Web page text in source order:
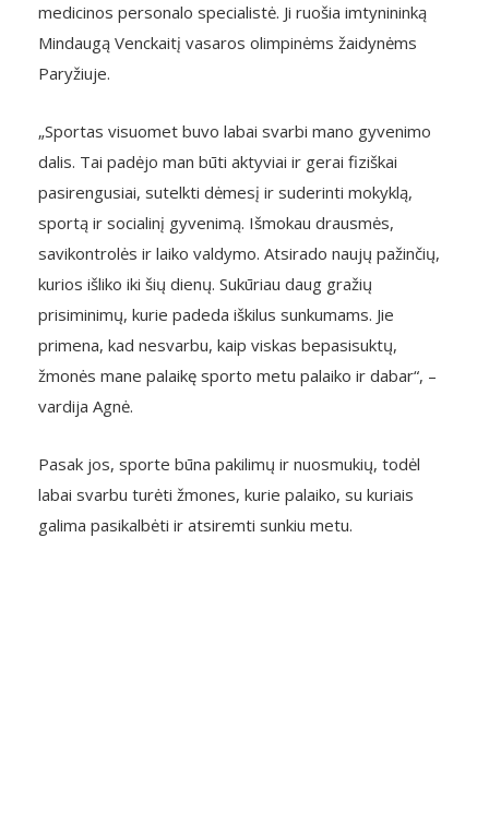
medicinos personalo specialistė. Ji ruošia imtynininką
Mindaugą Venckaitį vasaros olimpinėms žaidynėms
Paryžiuje.
„Sportas visuomet buvo labai svarbi mano gyvenimo
dalis. Tai padėjo man būti aktyviai ir gerai fiziškai
pasirengusiai, sutelkti dėmesį ir suderinti mokyklą,
sportą ir socialinį gyvenimą. Išmokau drausmės,
savikontrolės ir laiko valdymo. Atsirado naujų pažinčių,
kurios išliko iki šių dienų. Sukūriau daug gražių
prisiminimų, kurie padeda iškilus sunkumams. Jie
primena, kad nesvarbu, kaip viskas bepasisuktų,
žmonės mane palaikę sporto metu palaiko ir dabar“, –
vardija Agnė.
Pasak jos, sporte būna pakilimų ir nuosmukių, todėl
labai svarbu turėti žmones, kurie palaiko, su kuriais
galima pasikalbėti ir atsiremti sunkiu metu.